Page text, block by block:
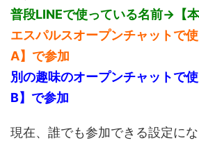
普段LINEで使っている名前→【
エスパルスオープンチャットで
A】で参加
別の趣味のオープンチャットで
B】で参加
現在、誰でも参加できる設定に